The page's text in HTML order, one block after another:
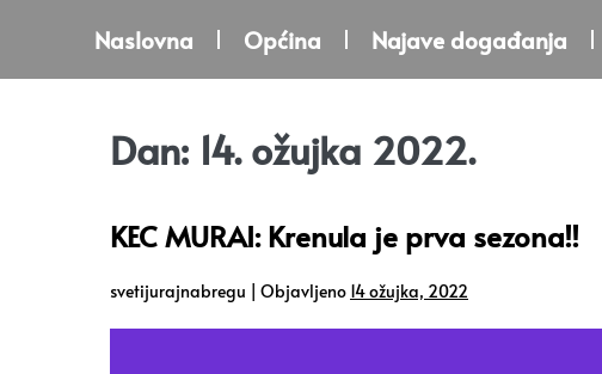
Naslovna Općina Najave događanja
Dan: 14. ožujka 2022.
KEC MURAI: Krenula je prva sezona!!
svetijurajnabregu | Objavljeno 14 ožujka, 2022